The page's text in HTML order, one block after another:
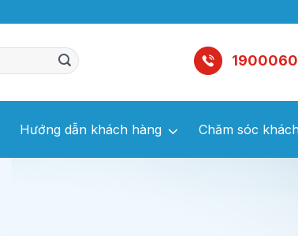
Hướng dẫn khách hàng Chăm sóc